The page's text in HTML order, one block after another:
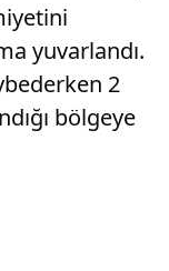
yuvarlandı.
2
bölgeye